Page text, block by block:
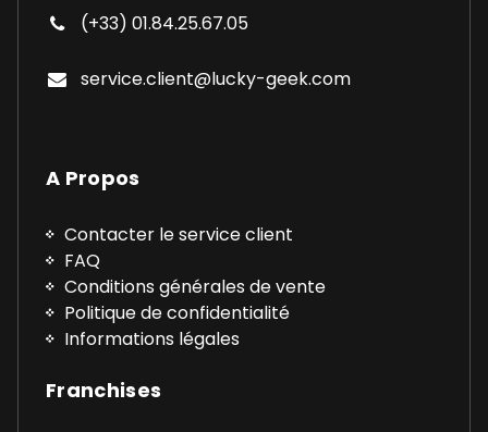
(+33) 01.84.25.67.05
service.client@lucky-geek.com
A Propos
Contacter le service client
FAQ
Conditions générales de vente
Politique de confidentialité
Informations légales
Franchises